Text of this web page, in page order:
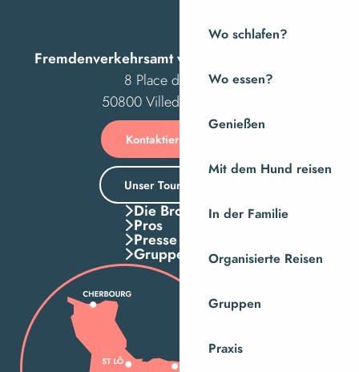
Wo schlafen?
Wo essen?
Genießen
Mit dem Hund reisen
In der Familie
Organisierte Reisen
Gruppen
Praxis
Fremdenverkehrsamt von Villedieu Intercom
8 Place des Costils
50800 Villedieu-les-Poêles
Kontaktieren Sie uns
Unser Tourismusbüro
Die Broschuren
Pros
Presse
Gruppen